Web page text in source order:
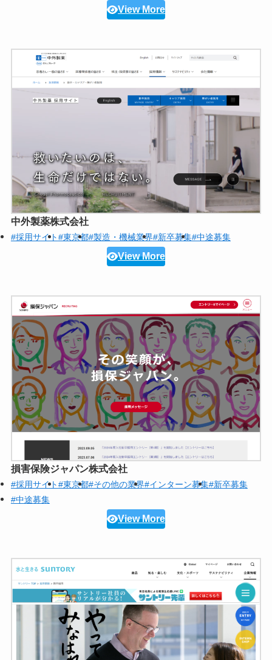
View More
中外製薬株式会社
#採用サイト#東京都#製造・機械業界#新卒募集#中途募集
View More
損害保険ジャパン株式会社
#採用サイト#東京都#その他の業界#インターン募集#新卒募集
#中途募集
View More